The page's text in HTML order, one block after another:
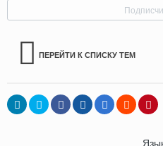
ПЕРЕЙТИ К СПИСКУ ТЕМ